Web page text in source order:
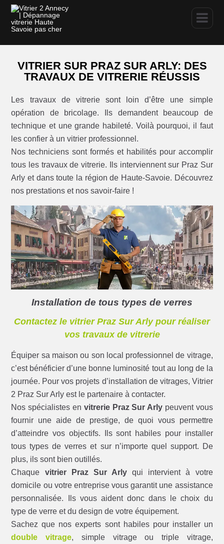
VITRIER SUR PRAZ SUR ARLY: DES
TRAVAUX DE VITRERIE RÉUSSIS
Les travaux de vitrerie sont loin d’être une simple
opération de bricolage. Ils demandent beaucoup de
technique et une grande habileté. Voilà pourquoi, il faut
les confier à un vitrier professionnel.
Nos techniciens sont formés et habilités pour accomplir
tous les travaux de vitrerie. Ils interviennent sur Praz Sur
Arly et dans toute la région de Haute-Savoie. Découvrez
nos prestations et nos savoir-faire !
Installation de tous types de verres
Contactez le vitrier Praz Sur Arly pour réaliser
vos travaux de vitrerie
Équiper sa maison ou son local professionnel de vitrage,
c’est bénéficier d’une bonne luminosité tout au long de la
journée. Pour vos projets d’installation de vitrages, Vitrier
2 Praz Sur Arly est le partenaire à contacter.
Nos spécialistes en vitrerie Praz Sur Arly peuvent vous
fournir une aide de prestige, de quoi vous permettre
d’atteindre vos objectifs. Ils sont habiles pour installer
tous types de verres et sur n’importe quel support. De
plus, ils sont bien outillés.
Chaque vitrier Praz Sur Arly qui intervient à votre
domicile ou votre entreprise vous garantit une assistance
personnalisée. Ils vous aident donc dans le choix du
type de verre et du design de votre équipement.
Sachez que nos experts sont habiles pour installer un
double vitrage, simple vitrage ou triple vitrage,